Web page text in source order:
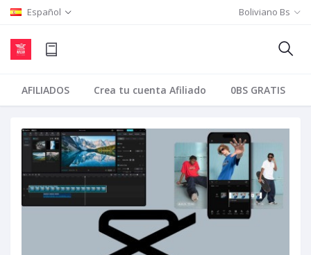
Español Boliviano Bs
AFILIADOS Crea tu cuenta Afiliado 0BS GRATIS